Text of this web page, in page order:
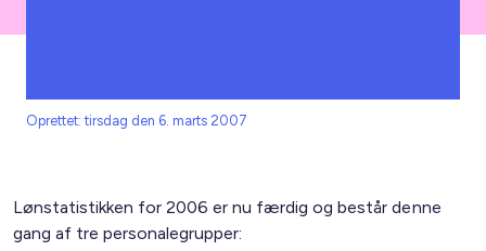
Oprettet: tirsdag den 6. marts 2007
Lønstatistikken for 2006 er nu færdig og består denne
gang af tre personalegrupper: